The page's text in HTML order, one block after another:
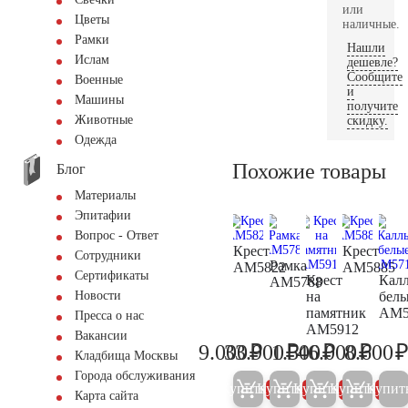
Цветы
Рамки
Ислам
Военные
Машины
Животные
Одежда
Блог
Материалы
Эпитафии
Вопрос - Ответ
Сотрудники
Сертификаты
Новости
Пресса о нас
Вакансии
Кладбища Москвы
Города обслуживания
Карта сайта
или
наличные.
Нашли
дешевле?
Сообщите
и
получите
скидку.
Похожие товары
Крест
AM5822
9.500
9.000₽
Купить 5%
Рамка
AM5788
35.700
33.900₽
Купить 5%
Крест
на
памятник
AM5912
1.600
1.500₽
Купить 5%
Крест
AM5885
46.000₽
Купить 5%
8.600₽